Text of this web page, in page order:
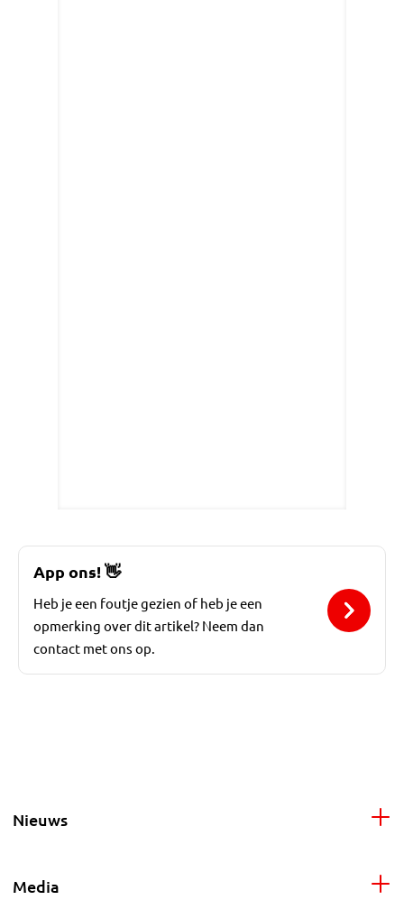
App ons!👋
Heb je een foutje gezien of heb je een
opmerking over dit artikel? Neem dan
contact met ons op.
Nieuws
Media